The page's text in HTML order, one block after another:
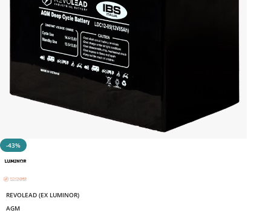
-43%
REVOLEAD (EX LUMINOR)
AGM